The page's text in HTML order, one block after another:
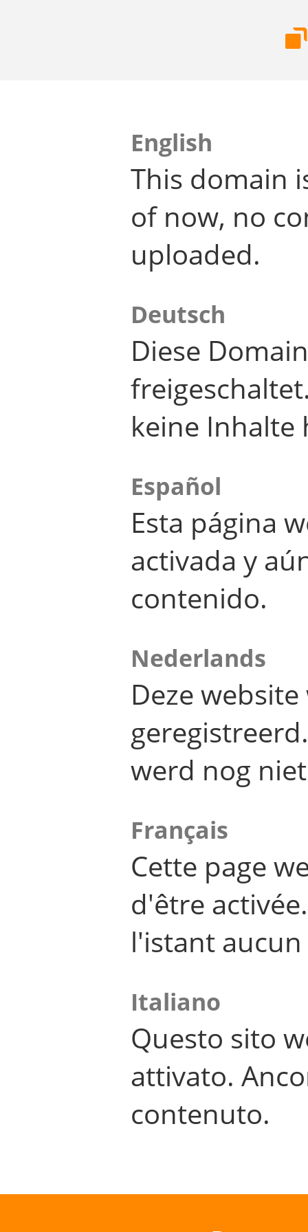
English
This domain
of now, no
uploaded.
Deutsch
Diese
keine Inhalte
Español
Esta página
activada y
contenido.
Nederlands
Deze
werd nog
Français
Cette page
d'être
l'istant
Italiano
Questo sito
attivato.
contenuto.